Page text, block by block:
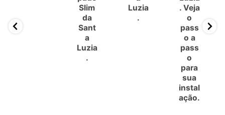
Slim
da
Sant
a
Luzia
.
Luzia
.
. Veja
o
pass
o a
pass
o
para
sua
instal
ação.